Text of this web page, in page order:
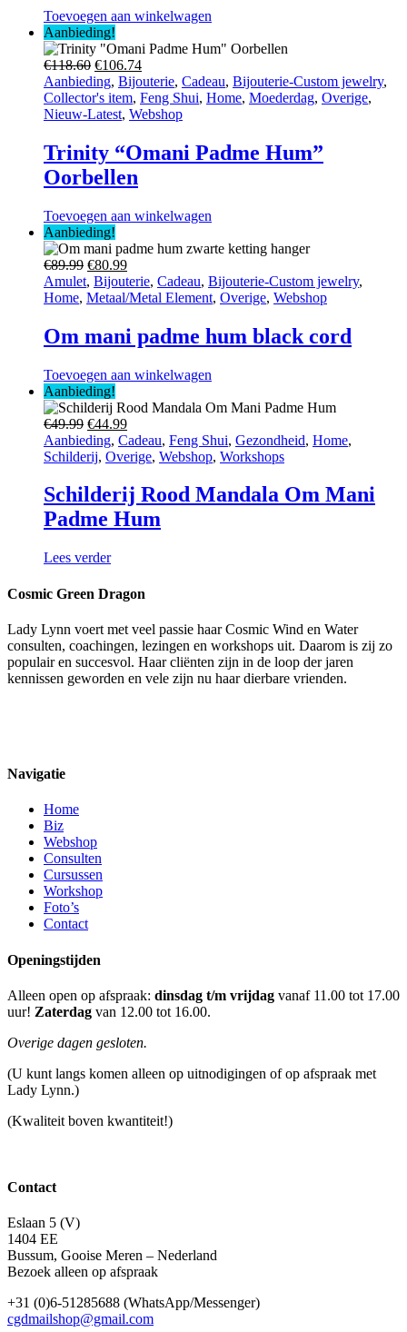
Toevoegen aan winkelwagen
Aanbieding!
€118.60 Oorspronkelijke
prijs
was:
€118.60.
€106.74Huidige
prijs
is:
€106.74.
Aanbieding, Bijouterie, Cadeau, Bijouterie-Custom jewelry,
Collector's item, Feng Shui, Home, Moederdag, Overige,
Nieuw-Latest, Webshop
Trinity “Omani Padme Hum”
Oorbellen
Toevoegen aan winkelwagen
Aanbieding!
€89.99 Oorspronkelijke
prijs
was:
€80.99Huidige
prijs
is:
Amulet, Bijouterie, Cadeau, Bijouterie-Custom jewelry,
Home, Metaal/Metal Element, Overige, Webshop
Om mani padme hum black cord
Toevoegen aan winkelwagen
Aanbieding!
€49.99 Oorspronkelijke
prijs
was:
€44.99Huidige
prijs
is:
Aanbieding, Cadeau, Feng Shui, Gezondheid, Home,
Schilderij, Overige, Webshop, Workshops
Schilderij Rood Mandala Om Mani
Padme Hum
Lees verder
Cosmic Green Dragon
Lady Lynn voert met veel passie haar Cosmic Wind en Water
consulten, coachingen, lezingen en workshops uit. Daarom is zij zo
populair en succesvol. Haar cliënten zijn in de loop der jaren
kennissen geworden en vele zijn nu haar dierbare vrienden.
Navigatie
Home
Biz
Webshop
Consulten
Cursussen
Workshop
Foto’s
Contact
Openingstijden
Alleen open op afspraak: dinsdag t/m vrijdag vanaf 11.00 tot 17.00
uur! Zaterdag van 12.00 tot 16.00.
Overige dagen gesloten.
(U kunt langs komen alleen op uitnodigingen of op afspraak met
Lady Lynn.)
(Kwaliteit boven kwantiteit!)
Contact
Eslaan 5 (V)
1404 EE
Bussum, Gooise Meren – Nederland
Bezoek alleen op afspraak
+31 (0)6-51285688 (WhatsApp/Messenger)
cgdmailshop@gmail.com